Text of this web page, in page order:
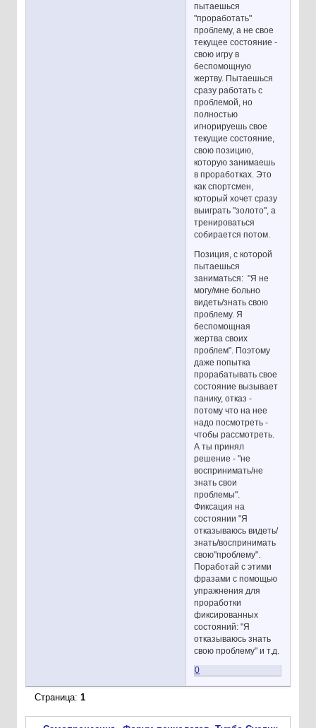
пытаешься
"проработать"
проблему, а не свое
текущее состояние -
свою игру в
беспомощную
жертву. Пытаешься
сразу работать с
проблемой, но
полностью
игнорируешь свое
текущие состояние,
свою позицию,
которую занимаешь
в проработках. Это
как спортсмен,
который хочет сразу
выиграть "золото", а
тренироваться
собирается потом.
Позиция, с которой
пытаешься
заниматься: "Я не
могу/мне больно
видеть/знать свою
проблему. Я
беспомощная
жертва своих
проблем". Поэтому
даже попытка
прорабатывать свое
состояние вызывает
панику, отказ -
потому что на нее
надо посмотреть -
чтобы рассмотреть.
А ты принял
решение - "не
воспринимать/не
знать свои
проблемы".
Фиксация на
состоянии "Я
отказываюсь видеть/
знать/воспринимать
свою"проблему".
Поработай с этими
фразами с помощью
упражнения для
проработки
фиксированных
состояний: "Я
отказываюсь знать
свою проблему" и т.д.
0
Страница: 1